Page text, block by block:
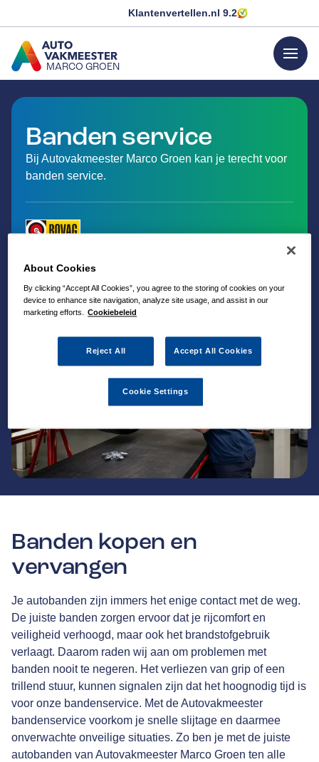
Klantenvertellen.nl 9.2
MARCO GROEN
GA NAAR DE HOMEPAGINA
menu
Banden service
Bij Autovakmeester Marco Groen kan je terecht voor
banden service.
Banden kopen en
vervangen
Je autobanden zijn immers het enige contact met de weg.
De juiste banden zorgen ervoor dat je rijcomfort en
veiligheid verhoogd, maar ook het brandstofgebruik
verlaagt. Daarom raden wij aan om problemen met
banden nooit te negeren. Het verliezen van grip of een
trillend stuur, kunnen signalen zijn dat het hoognodig tijd is
voor onze bandenservice. Met de Autovakmeester
bandenservice voorkom je snelle slijtage en daarmee
onverwachte onveilige situaties. Zo ben je met de juiste
autobanden van Autovakmeester Marco Groen ten alle
About Cookies
By clicking “Accept All Cookies”, you agree to the storing of cookies on your
device to enhance site navigation, analyze site usage, and assist in our
marketing efforts. Cookiebeleid
Reject All Accept All Cookies
Cookie Settings